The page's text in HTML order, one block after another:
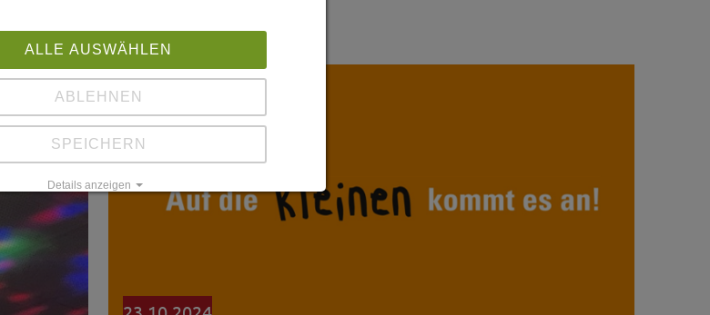
ALLE AUSWÄHLEN
ABLEHNEN
SPEICHERN
Details anzeigen
Impressum Datenschutz